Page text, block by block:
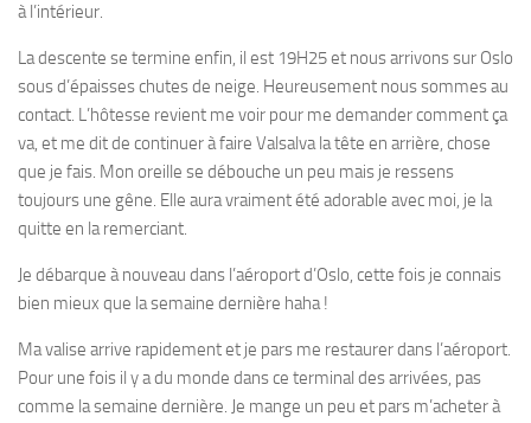
à l’intérieur.
La descente se termine enfin, il est 19H25 et nous arrivons sur Oslo
sous d’épaisses chutes de neige. Heureusement nous sommes au
contact. L’hôtesse revient me voir pour me demander comment ça
va, et me dit de continuer à faire Valsalva la tête en arrière, chose
que je fais. Mon oreille se débouche un peu mais je ressens
toujours une gêne. Elle aura vraiment été adorable avec moi, je la
quitte en la remerciant.
Je débarque à nouveau dans l’aéroport d’Oslo, cette fois je connais
bien mieux que la semaine dernière haha !
Ma valise arrive rapidement et je pars me restaurer dans l’aéroport.
Pour une fois il y a du monde dans ce terminal des arrivées, pas
comme la semaine dernière. Je mange un peu et pars m’acheter à